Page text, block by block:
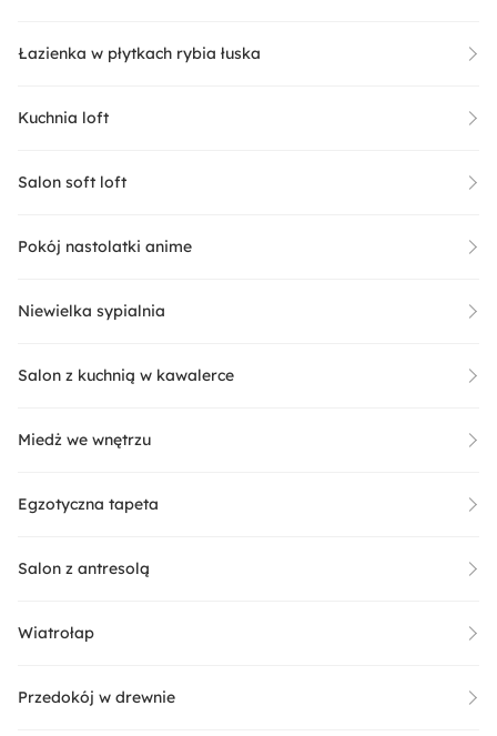
Łazienka w płytkach rybia łuska
Kuchnia loft
Salon soft loft
Pokój nastolatki anime
Niewielka sypialnia
Salon z kuchnią w kawalerce
Miedż we wnętrzu
Egzotyczna tapeta
Salon z antresolą
Wiatrołap
Przedokój w drewnie